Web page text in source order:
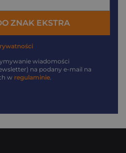
ZNAK EKSTRA
wiadomości
na podany e-mail na
w regulaminie.